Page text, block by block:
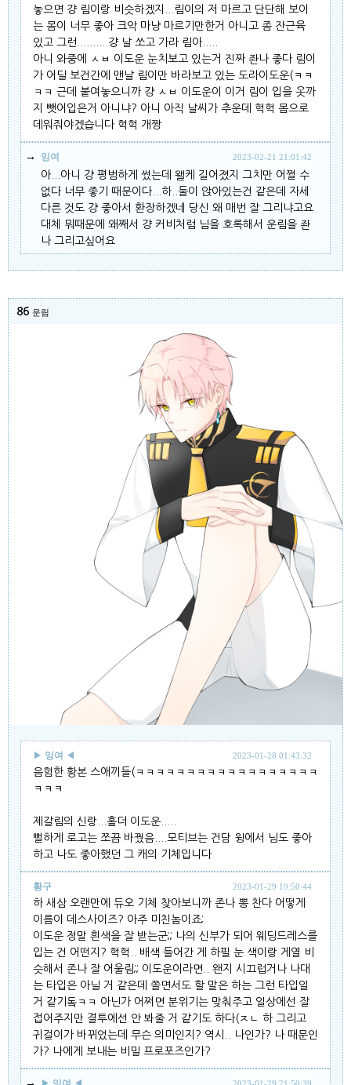
놓으면 걍 림이랑 비슷하겠지...림이의 저 마르고 단단해 보이
는 몸이 너무 좋아 크악 마냥 마르기만한거 아니고 좀 잔근육
있고 그런..........걍 날 쏘고 가라 림아.....
아니 와중에 ㅅㅂ 이도운 눈치보고 있는거 진짜 좐나 좋다 림이
가 어딜 보건간에 맨날 림이만 바라보고 있는 도라이도운(ㅋㅋ
ㅋㅋ 근데 붙여놓으니까 걍 ㅅㅂ 이도운이 이거 림이 입을 옷까
지 뺏어입은거 아니냐? 아니 아직 날씨가 추운데 헉헉 몸으로
데워줘야겠습니다 헉헉 개짱
잉여 2023-02-21 21:01:42
아...아니 걍 평범하게 썼는데 왤케 길어졌지 그치만 어쩔 수
없다 너무 좋기 때문이다...하..둘이 앉아있는건 같은데 자세
다른 것도 걍 좋아서 환장하겠네 당신 왜 매번 잘 그리냐고요
대체 뭐때문에 왜째서 걍 커비처럼 님을 호록해서 운림을 좐
나 그리고싶어요
86 운림
▶ 잉여 ◀ 2023-01-28 01:43:32
음험한 황본 스애끼들(ㅋㅋㅋㅋㅋㅋㅋㅋㅋㅋㅋㅋㅋㅋㅋㅋㅋㅋ
ㅋㅋㅋ
제갈림의 신랑...홀더 이도운.....
뻘하게 로고는 쪼끔 바꿨음....모티브는 건담 윙에서 님도 좋아
하고 나도 좋아했던 그 캐의 기체입니다
황구 2023-01-29 19:50:44
하 새삼 오랜만에 듀오 기체 찾아보니까 존나 뽕 찬다 어떻게
이름이 데스사이즈? 아주 미친놈이죠;
이도운 정말 흰색을 잘 받는군;; 나의 신부가 되어 웨딩드레스를
입는 건 어떤지? 헉헉.. 배색 들어간 게 하필 눈 색이랑 게열 비
슷해서 존나 잘 어울림;; 이도운이라면.. 왠지 시끄럽거나 나대
는 타입은 아닐 거 같은데 쫄면서도 할 말은 하는 그런 타입일
거 같기돜ㅋㅋ 아닌가 어쩌면 분위기는 맞춰주고 일상에선 잘
접어주지만 결투에선 안 봐줄 거 같기도 하다(ㅈㄴ 하 그리고
귀걸이가 바뀌었는데 무슨 의미인지? 역시.. 나인가? 나 때문인
가? 나에게 보내는 비밀 프로포즈인가?